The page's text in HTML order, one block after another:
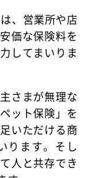
、営業所や店
価な保険料を
してまいりま
さまが無理な
ット保険」を
いただける商
ります。そし
人と共存でき